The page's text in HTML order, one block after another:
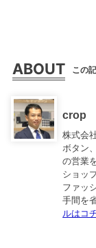
ABOUT この
crop
株式会
ボタン
の営業
ショッ
ファッ
手間を
ルはコ